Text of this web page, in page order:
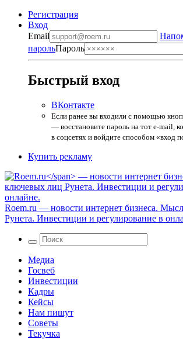
Регистрация
Вход
Email
парольПароль
Быстрый вход
ВКонтакте
Если ранее вы входили с помощью
— восстановите пароль на тот e-mail,
в соцсетях и войдите способом «вход
Купить рекламу
Roem.ru — новости интернет бизнеса.
Рунета. Инвестиции и регулирование в
Медиа
Госвеб
Инвестиции
Кадры
Кейсы
Нам пишут
Советы
Текучка